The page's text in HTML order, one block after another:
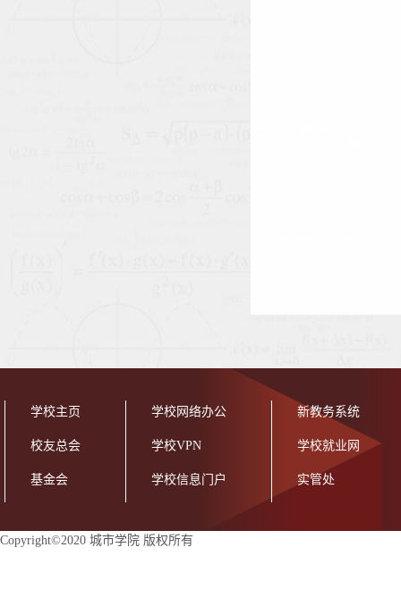
学校主页
校友总会
基金会
学校网络办公
学校VPN
学校信息门户
新教务系统
学校就业网
实管处
Copyright©2020 城市学院 版权所有